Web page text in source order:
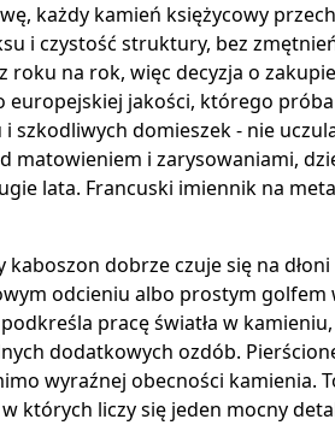
każdy kamień księżycowy
i czystość struktury, bez
roku na rok, więc decyzja o
europejskiej jakości, którego
szkodliwych domieszek - nie
matowieniem i zarysowaniami,
lata. Francuski imiennik na
kaboszon dobrze czuje się na
odcieniu albo prostym golfem
pracę światła w
dodatkowych ozdób.
wyraźnej obecności kamienia.
których liczy się jeden mocny